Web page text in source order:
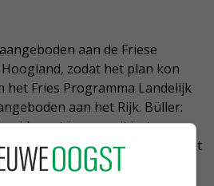
aan de Friese
zodat het plan kon
het Fries Programma Landelijk
aan het Rijk. Büller:
geld moet komen uit het
is controversieel verklaard. Dat
wachten op een nieuwe